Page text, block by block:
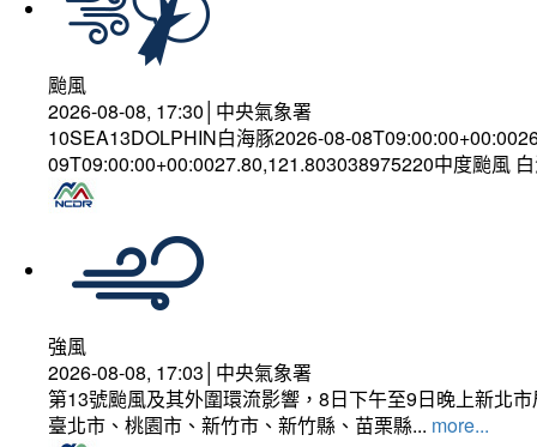
颱風
2026-08-08, 17:30│中央氣象署
10SEA13DOLPHIN白海豚2026-08-
09T09:00:00+00:0027.80,121.803038975220中度颱風
強風
2026-08-08, 17:03│中央氣象署
第13號颱風及其外圍環流影響，8日下午至9日晚上新北
臺北市、桃園市、新竹市、新竹縣、苗栗縣... more...